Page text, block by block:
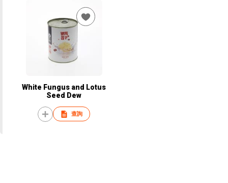
White Fungus and Lotus
Seed Dew
查詢